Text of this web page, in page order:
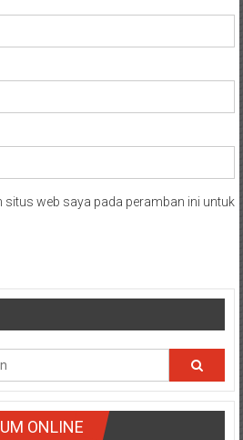
situs web saya pada peramban ini untuk
ONLINE